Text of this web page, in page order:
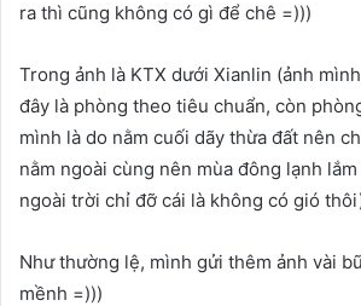
ra thì cũng không có gì để chê =)))
Trong ảnh là KTX dưới Xianlin (ảnh
đây là phòng theo tiêu chuẩn, còn
mình là do nằm cuối dãy thừa đất nên
nằm ngoài cùng nên mùa đông lạnh
ngoài trời chỉ đỡ cái là không có gió
Như thường lệ, mình gửi thêm ảnh vài
mềnh =)))